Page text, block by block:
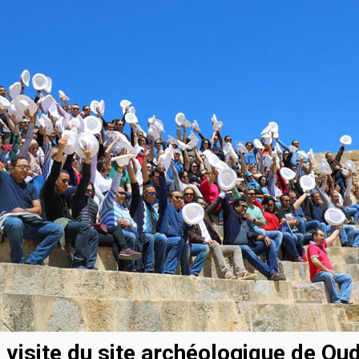
visite du site archéologique de